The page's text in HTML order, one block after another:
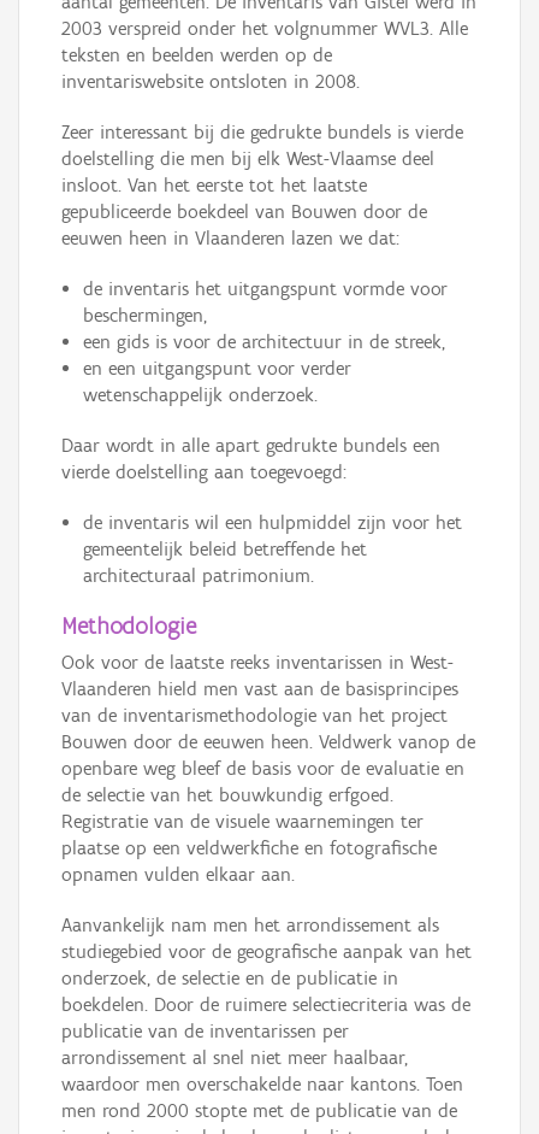
2003 verspreid onder het volgnummer WVL3. Alle
teksten en beelden werden op de
inventariswebsite ontsloten in 2008.
Zeer interessant bij die gedrukte bundels is vierde
doelstelling die men bij elk West-Vlaamse deel
insloot. Van het eerste tot het laatste
gepubliceerde boekdeel van Bouwen door de
eeuwen heen in Vlaanderen lazen we dat:
de inventaris het uitgangspunt vormde voor
beschermingen,
een gids is voor de architectuur in de streek,
en een uitgangspunt voor verder
wetenschappelijk onderzoek.
Daar wordt in alle apart gedrukte bundels een
vierde doelstelling aan toegevoegd:
de inventaris wil een hulpmiddel zijn voor het
gemeentelijk beleid betreffende het
architecturaal patrimonium.
Methodologie
Ook voor de laatste reeks inventarissen in West-
Vlaanderen hield men vast aan de basisprincipes
van de inventarismethodologie van het project
Bouwen door de eeuwen heen. Veldwerk vanop de
openbare weg bleef de basis voor de evaluatie en
de selectie van het bouwkundig erfgoed.
Registratie van de visuele waarnemingen ter
plaatse op een veldwerkfiche en fotografische
opnamen vulden elkaar aan.
Aanvankelijk nam men het arrondissement als
studiegebied voor de geografische aanpak van het
onderzoek, de selectie en de publicatie in
boekdelen. Door de ruimere selectiecriteria was de
publicatie van de inventarissen per
arrondissement al snel niet meer haalbaar,
waardoor men overschakelde naar kantons. Toen
men rond 2000 stopte met de publicatie van de